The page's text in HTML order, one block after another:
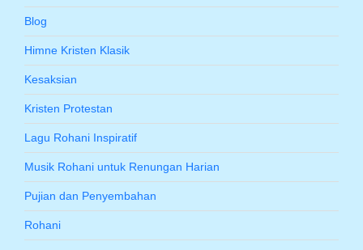
Blog
Himne Kristen Klasik
Kesaksian
Kristen Protestan
Lagu Rohani Inspiratif
Musik Rohani untuk Renungan Harian
Pujian dan Penyembahan
Rohani